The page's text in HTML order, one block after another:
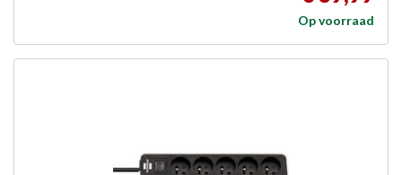
Op voorraad